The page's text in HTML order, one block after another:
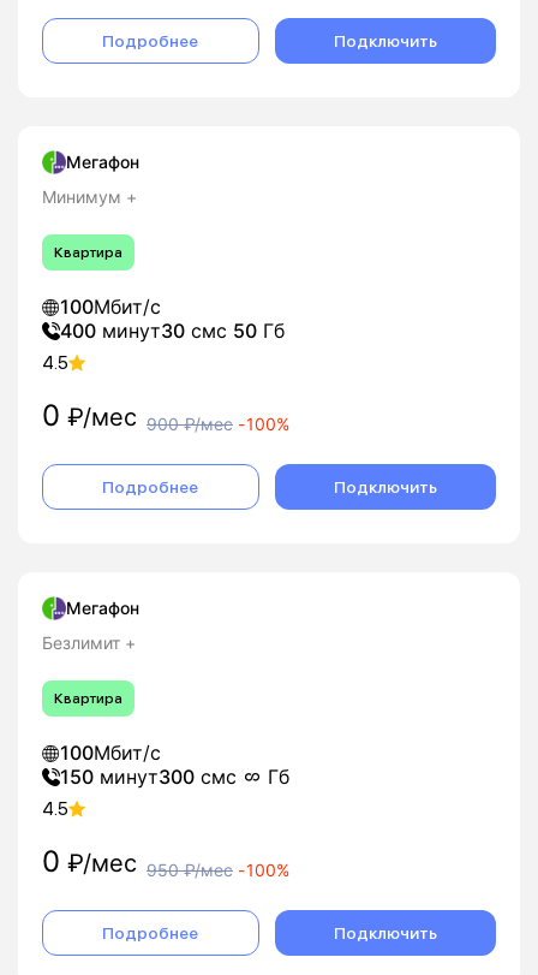
Подробнее Подключить
Мегафон
Минимум +
Квартира
100Мбит/с
400 минут30 смс 50 Гб
4.5
0 ₽/мес 900₽/мес -100%
Подробнее Подключить
Мегафон
Безлимит +
Квартира
100Мбит/с
150 минут300 смс Гб
4.5
0 ₽/мес 950₽/мес -100%
Подробнее Подключить